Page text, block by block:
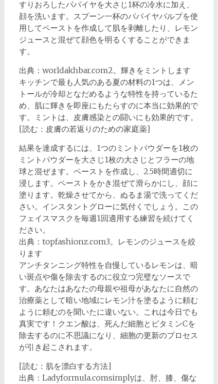
すりおろしたパパイヤを大さじ1杯の冷水に加え、
顔を洗います。スプーン一杯のパパイヤパルプを使
用してペーストを作成して肌を剥離したり、レモン
ジュースと混ぜて顔色を明るくすることができま
す。
出典：worldakhbar.com2。輝きをミントします
キッチンで最も人気のある夏の材料の1つは、メン
トールが冷却となだめるような特性を持っているた
め、肌に輝きを即座にもたらすのに本当に効果的で
す。ミントは、皮膚感染との闘いにも効果的です。
[読む：皮膚の若返りのための家庭薬]
結果を達成するには、1つのミントパウダーを1枚の
ミントパウダーを大さじ1枚の大さじとフラーの地
球と混ぜます。ペーストを作成し、2.5時間適切に
浸します。ペーストをかき混ぜて滑らかにし、顔に
塗ります。乾燥させてから、ぬるま湯で洗ってくだ
さい。インスタントグローに気付くでしょう。この
フェイスマスクを毎週1回適用する練習を続けてく
ださい。
出典：topfashionz.com3。レモンのジュースを絞
ります
アンチタンニング特性を自慢しているレモンは、暗
い斑点や傷を除去するのに役立つ完璧なソースで
す。あなたはあなたの母親や祖母があなたに自然の
治療薬として暗い地域にレモン汁を塗るように頼む
ように頼むのを聞いたに違いない。これは今日でも
真実です！クエン酸は、死んだ細胞とビタミンCを
除去するのに不思議になり、細胞の更新のプロセス
が引き起こされます。
[読む：肌を漂白する方法]
出典：Ladyformula.comsimplyは、肘、膝、傷な